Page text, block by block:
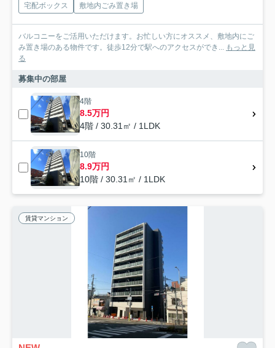
宅配ボックス
敷地内ごみ置き場
バルコニーをご活用いただけます。お忙しい方にオススメ、敷地内にご
み置き場のある物件です。徒歩12分で駅へのアクセスができ... もっと見
る
募集中の部屋
4階
8.5万円
4階 / 30.31㎡ / 1LDK
10階
8.9万円
10階 / 30.31㎡ / 1LDK
賃貸マンション